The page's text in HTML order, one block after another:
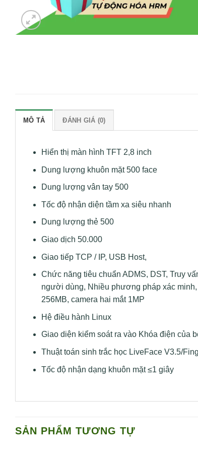
MÔ TẢ ĐÁNH GIÁ (0)
Hiển thị màn hình TFT 2,8 inch
Dung lượng khuôn mặt 500 face
Dung lượng vân tay 500
Tốc độ nhận diện tầm xa siêu nhanh
Dung lượng thẻ 500
Giao dịch 50.000
Giao tiếp TCP / IP, USB Host,
Chức năng tiêu chuẩn ADMS, DST, Truy
người dùng, Nhiều phương pháp xác
256MB, camera hai mắt 1MP
Hệ điều hành Linux
Giao diện kiểm soát ra vào Khóa điện của
Thuật toán sinh trắc học LiveFace V3.5/
Tốc độ nhận dạng khuôn mặt ≤1 giây
SẢN PHẨM TƯƠNG TỰ